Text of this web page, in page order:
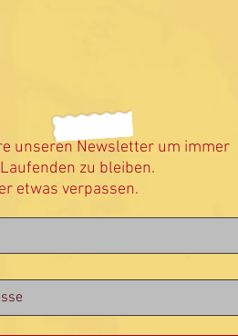
unseren Newsletter um immer
zu bleiben.
etwas verpassen.